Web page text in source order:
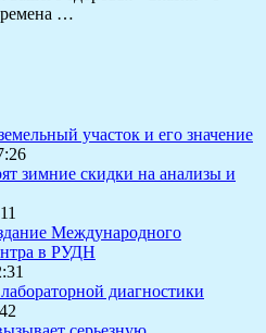
…
участок и его значение
зимние скидки на анализы и
Международного
в РУДН
диагностики